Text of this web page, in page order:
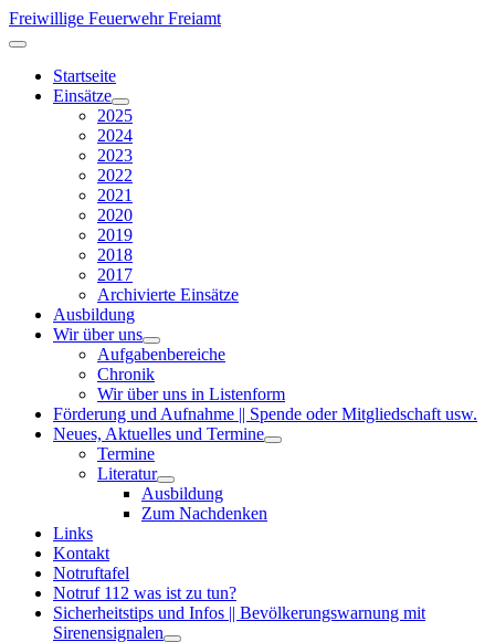
Freiwillige Feuerwehr Freiamt
Startseite
Einsätze
2025
2024
2023
2022
2021
2020
2019
2018
2017
Archivierte Einsätze
Ausbildung
Wir über uns
Aufgabenbereiche
Chronik
Wir über uns in Listenform
Förderung und Aufnahme || Spende oder Mitgliedschaft usw.
Neues, Aktuelles und Termine
Termine
Literatur
Ausbildung
Zum Nachdenken
Links
Kontakt
Notruftafel
Notruf 112 was ist zu tun?
Sicherheitstips und Infos || Bevölkerungswarnung mit
Sirenensignalen